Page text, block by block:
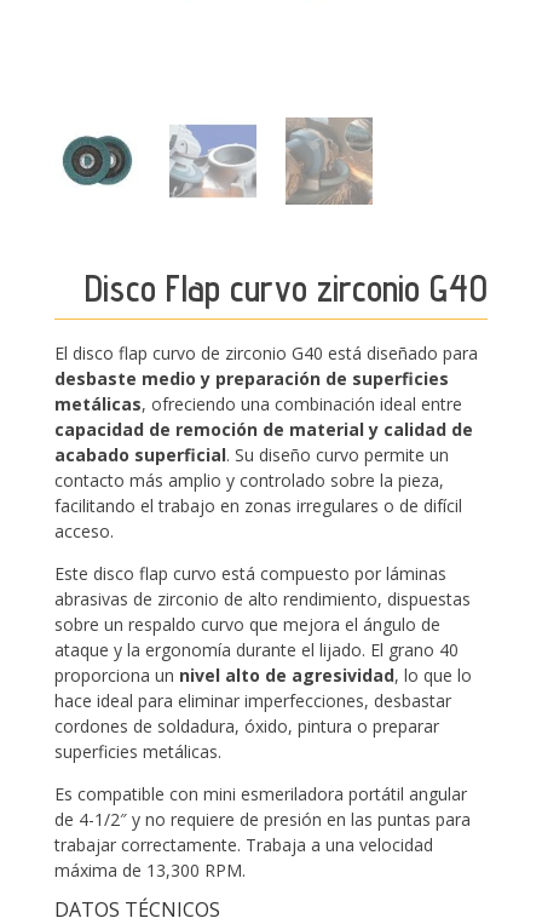
Disco Flap curvo zirconio G40
El disco flap curvo de zirconio G40 está diseñado para
desbaste medio y preparación de superficies
metálicas, ofreciendo una combinación ideal entre
capacidad de remoción de material y calidad de
acabado superficial. Su diseño curvo permite un
contacto más amplio y controlado sobre la pieza,
facilitando el trabajo en zonas irregulares o de difícil
acceso.
Este disco flap curvo está compuesto por láminas
abrasivas de zirconio de alto rendimiento, dispuestas
sobre un respaldo curvo que mejora el ángulo de
ataque y la ergonomía durante el lijado. El grano 40
proporciona un nivel alto de agresividad, lo que lo
hace ideal para eliminar imperfecciones, desbastar
cordones de soldadura, óxido, pintura o preparar
superficies metálicas.
Es compatible con mini esmeriladora portátil angular
de 4-1/2″ y no requiere de presión en las puntas para
trabajar correctamente. Trabaja a una velocidad
máxima de 13,300 RPM.
DATOS TÉCNICOS